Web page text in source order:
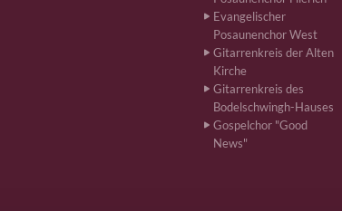
Evangelischer
Posaunenchor West
Gitarrenkreis der Alten
Kirche
Gitarrenkreis des
Bodelschwingh-Hauses
Gospelchor "Good
News"